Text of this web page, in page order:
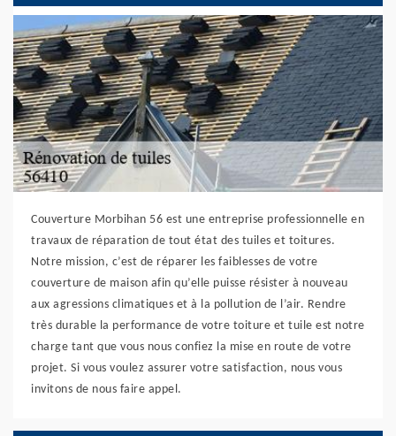
Couverture Morbihan 56 est une entreprise professionnelle en
travaux de réparation de tout état des tuiles et toitures.
Notre mission, c’est de réparer les faiblesses de votre
couverture de maison afin qu’elle puisse résister à nouveau
aux agressions climatiques et à la pollution de l’air. Rendre
très durable la performance de votre toiture et tuile est notre
charge tant que vous nous confiez la mise en route de votre
projet. Si vous voulez assurer votre satisfaction, nous vous
invitons de nous faire appel.